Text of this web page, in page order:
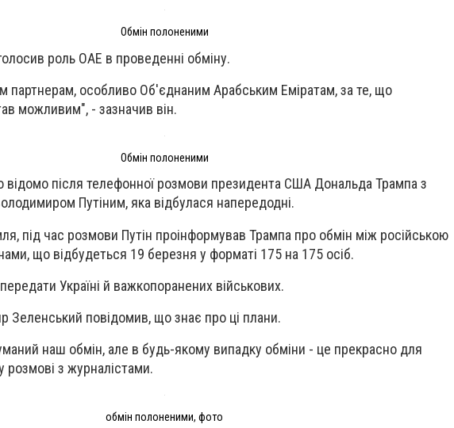
Обмін полоненими
роль ОАЕ в проведенні обміну.
партнерам, особливо Об'єднаним Арабським Еміратам, за те, що
можливим", - зазначив він.
Обмін полоненими
відомо після телефонної розмови президента США Дональда Трампа з
Путіним, яка відбулася напередодні.
під час розмови Путін проінформував Трампа про обмін між російською
що відбудеться 19 березня у форматі 175 на 175 осіб.
Україні й важкопоранених військових.
Зеленський повідомив, що знає про ці плани.
наш обмін, але в будь-якому випадку обміни - це прекрасно для
розмові з журналістами.
обмін полоненими, фото